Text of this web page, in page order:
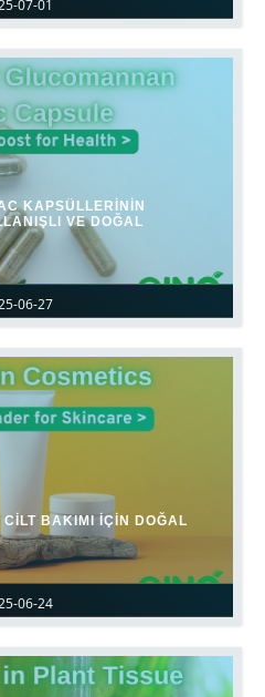
07-01
06-27
KAPSÜLLERININ
VE DOĞAL
06-24
BAKIMI IÇIN DOĞAL